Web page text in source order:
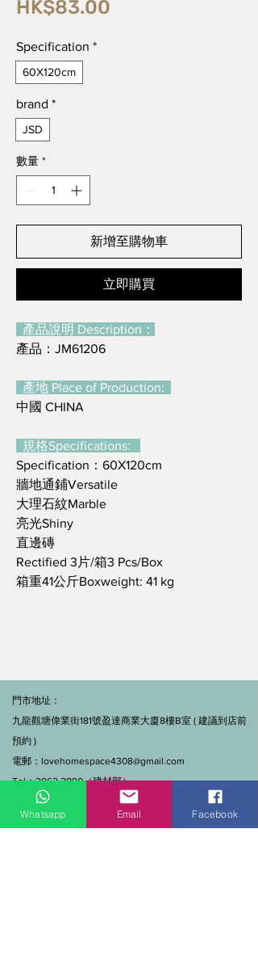
HK$83.00
Specification *
60X120cm
brand *
JSD
數量 *
新增至購物車
立即購買
產品說明 Description：
產品：JM61206
產地 Place of Production:
中國 CHINA
規格Specifications:
Specification：60X120cm
牆地通鋪Versatile
大理石紋Marble
亮光Shiny
直邊磚
Rectified 3片/箱3 Pcs/Box
箱重41公斤Boxweight: 41 kg
門市地址：
九龍觀塘偉業街181號盈達商業大廈8樓B室 ( 建議到店前
預約 )
電郵： lovehomespace4308@gmail.com
Tel：3962 2890（建材部）
WhatsApp：9144 7280（建材部）
門市營業時間：早上11點到7點(星期一門市休息)
Whatsapp Email Facebook